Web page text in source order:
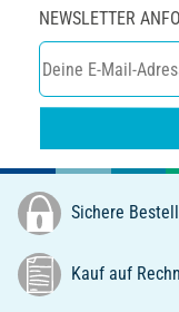
NEWSLETTER
Sichere
Kauf auf